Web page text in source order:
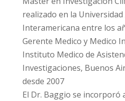
realizado en la
Interamericana entre los
Gerente Medico y Medico
Instituto Medico de
Investigaciones, Buenos
desde 2007
El Dr. Baggio se incorporó